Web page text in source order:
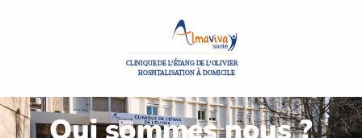
Qui sommes nous ?